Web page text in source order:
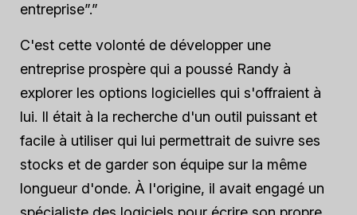
entreprise”.”
C'est cette volonté de développer une
entreprise prospère qui a poussé Randy à
explorer les options logicielles qui s'offraient à
lui. Il était à la recherche d'un outil puissant et
facile à utiliser qui lui permettrait de suivre ses
stocks et de garder son équipe sur la même
longueur d'onde. À l'origine, il avait engagé un